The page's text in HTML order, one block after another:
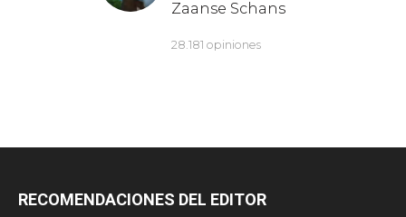
RECOMENDACIONES DEL EDITOR